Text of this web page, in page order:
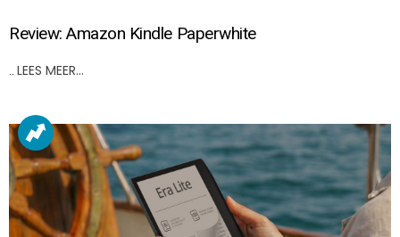
Review: Amazon Kindle Paperwhite
.. LEES MEER…